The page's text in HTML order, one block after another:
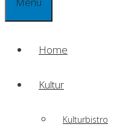
Home
Kultur
Kulturbistro